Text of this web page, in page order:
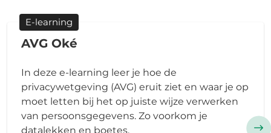
E-learning
AVG Oké
In deze e-learning leer je hoe de
privacywetgeving (AVG) eruit ziet en waar je op
moet letten bij het op juiste wijze verwerken
van persoonsgegevens. Zo voorkom je
datalekken en boetes.